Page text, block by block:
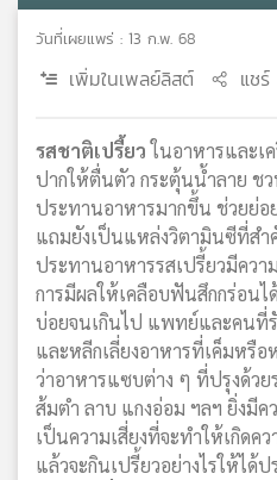
ข่าย
วันที่เผยแพร่ : 13 ก.พ. 68
เพิ่มในเพลย์ลิสต์ แชร์
รสชาติเปรี้ยวในอาหารและเ
ปากให้ตื่นตัว กระตุ้นน้ำลาย ชว
ประทานอาหารมากขึ้น ช่วยย่
แถมยังเป็นแหล่งวิตามินซีที่สำ
ประทานอาหารรสเปรี้ยวมีควา
การมีผลให้เคลือบฟันสึกกร่อน
บ่อยจนเกินไป แพทย์และคนที่
และหลีกเลี่ยงอาหารที่เค็มหรื
ว่าอาหารแซบต่าง ๆ ที่ปรุงด้วย
ส้มตำ ลาบ แกงอ่อม ฯลฯ ยิ่งมีค
เป็นความเสี่ยงที่จะทำให้เกิดค
แล้วจะกินเปรี้ยวอย่างไรให้ได้